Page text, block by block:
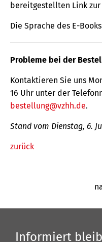
bereitgestellten Link zur
Die Sprache des E-
Probleme bei der
Kontaktieren Sie uns
16 Uhr unter der
bestellung@vzhh.de.
Stand vom Dienstag, 6.
zurück
Informiert